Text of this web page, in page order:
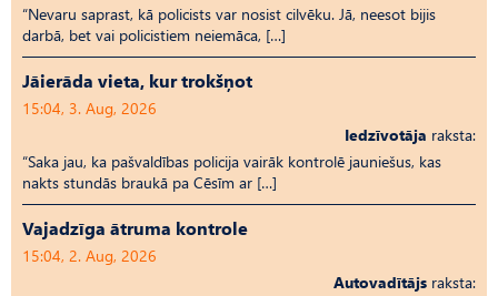
“Nevaru saprast, kā policists var nosist cilvēku. Jā, neesot bijis
darbā, bet vai policistiem neiemāca, […]
Jāierāda vieta, kur trokšņot
15:04, 3. Aug, 2026
Iedzīvotāja raksta:
“Saka jau, ka pašvaldības policija vairāk kontrolē jauniešus, kas
nakts stundās braukā pa Cēsīm ar […]
Vajadzīga ātruma kontrole
15:04, 2. Aug, 2026
Autovadītājs raksta: